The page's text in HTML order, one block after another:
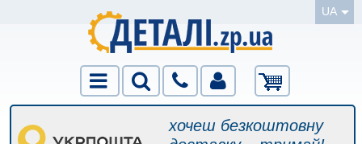
UA
хочеш безкоштовну